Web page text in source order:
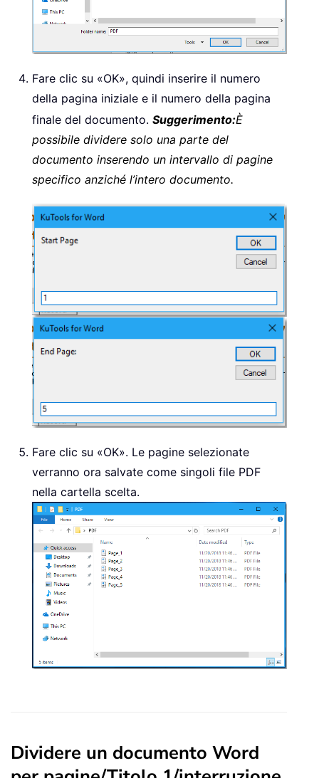
Fare clic su «OK», quindi inserire il numero
della pagina iniziale e il numero della pagina
finale del documento. Suggerimento:È
possibile dividere solo una parte del
documento inserendo un intervallo di pagine
specifico anziché l’intero documento.
Fare clic su «OK». Le pagine selezionate
verranno ora salvate come singoli file PDF
nella cartella scelta.
Dividere un documento Word